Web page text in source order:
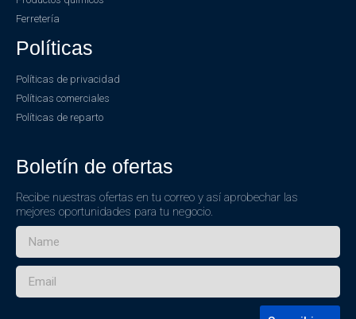
Ferretería
Políticas
Políticas de privacidad
Políticas comerciales
Políticas de reparto
Boletín de ofertas
Recibe nuestras ofertas en tu correo y así aprobechar las
mejores oportunidades para tu negocio.